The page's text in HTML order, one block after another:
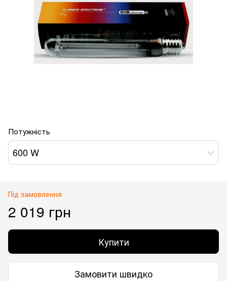
Потужність
600 W
Під замовлення
2 019 грн
Купити
Замовити швидко